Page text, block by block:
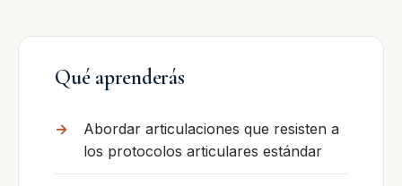
Qué aprenderás
Abordar articulaciones que resisten a
los protocolos articulares estándar